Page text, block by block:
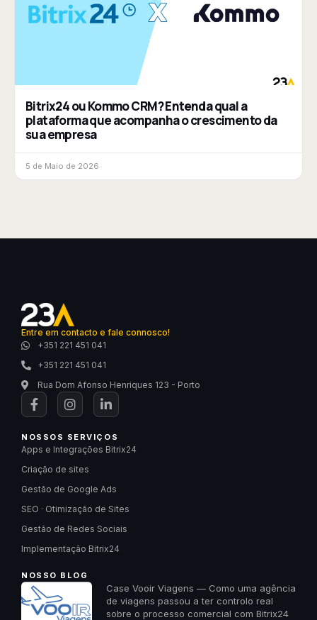
Bitrix24 ou Kommo CRM? Entenda qual a
plataforma que acompanha o crescimento da
sua empresa
5 de Maio de 2026
Entre em contacto e fale connosco!
+351 221 451 041
+351 221 451 041
Rua Dom Afonso Henriques 123 - Porto
NOSSOS SERVIÇOS
Apps e Integrações Bitrix24
Criação de sites
Gestão de Google Ads
SEO · Otimização de Sites
Gestão de Redes Sociais
Implementação Bitrix24
NOSSO BLOG
Case Vooir Viagens — Como uma agência
de viagens passou a ter controlo real
sobre o processo comercial com Bitrix24